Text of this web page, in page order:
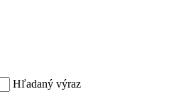
Hľadaný výraz